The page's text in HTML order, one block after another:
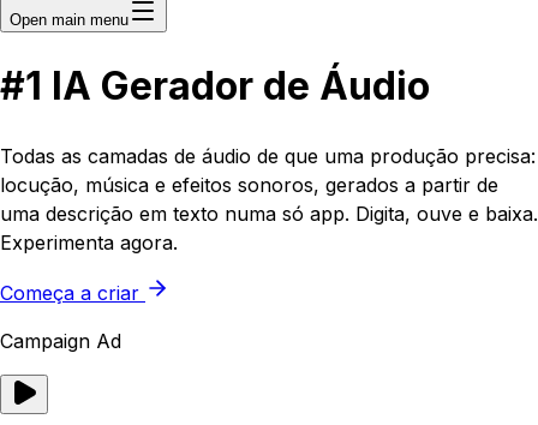
Open main menu
#1 IA Gerador de Áudio
Todas as camadas de áudio de que uma produção precisa:
locução, música e efeitos sonoros, gerados a partir de
uma descrição em texto numa só app. Digita, ouve e baixa.
Experimenta agora.
Começa a criar
Campaign Ad